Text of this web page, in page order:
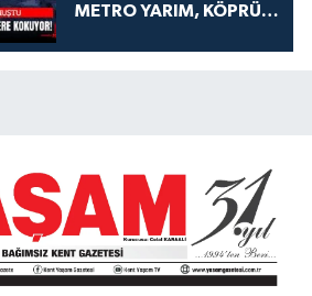
METRO YARIM, KÖPRÜ
KOKUYOR!